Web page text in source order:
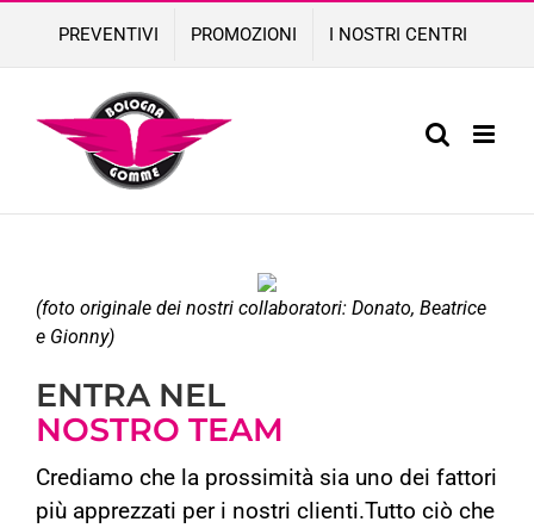
content
PREVENTIVI PROMOZIONI I NOSTRI CENTRI
(foto originale dei nostri collaboratori: Donato, Beatrice
e Gionny)
ENTRA NEL
NOSTRO TEAM
Crediamo che la prossimità sia uno dei fattori
più apprezzati per i nostri clienti.Tutto ciò che